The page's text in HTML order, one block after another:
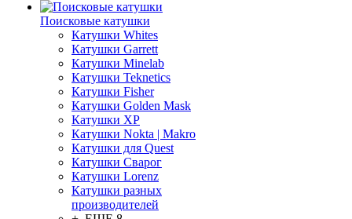
Поисковые катушки
Катушки Whites
Катушки Garrett
Катушки Minelab
Катушки Teknetics
Катушки Fisher
Катушки Golden Mask
Катушки XP
Катушки Nokta | Makro
Катушки для Quest
Катушки Сварог
Катушки Lorenz
Катушки разных
производителей